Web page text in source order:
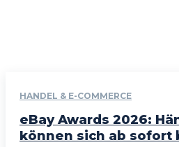
HANDEL & E-COMMERCE
eBay Awards 2026:
können sich ab sofort